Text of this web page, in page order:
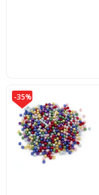
-35%